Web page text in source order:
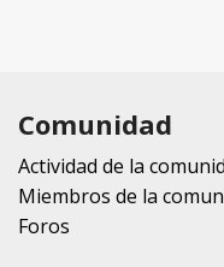
Comunidad
Actividad de la
Miembros de la
Foros